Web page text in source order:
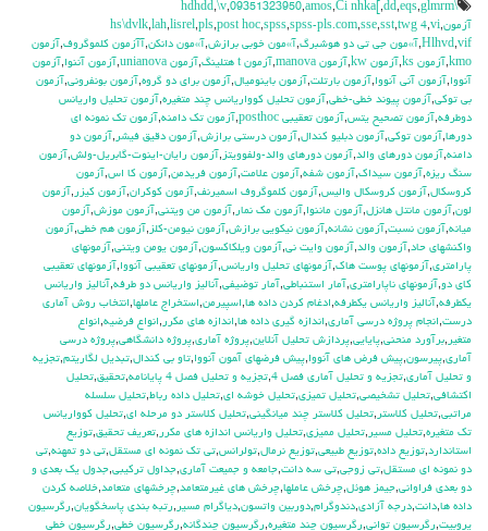
\hdhdd
,\v,09351323950,amos,Ci nhka[ ,dd,eqs,glmrm
آزمون,
hs\dvlk,lah,lisrel,pls,post hoc,spss,spss-pls.com,sse,sst,twg 4,vi
Hlhvd,vif
,آ»مون جي تي دو هوشبرگ,آ»مون خوبي برازش,آ»مون دانكن,آآزمون كلموگروف,آزمون
kmo
,آزمون ks ,آزمون kw ,آزمون manova ,آزمون t هتلينگ ,آزمون unianova ,آزمون آننوا,آزمون
آنووا,آزمون آني آنووا,آزمون بارتلت,آزمون باينوميال,آزمون براي دو گروه,آزمون بونفروني,آزمون
بي توكي,آزمون پيوند خطي-خطي,آزمون تحليل كوواريانس چند متغيره,آزمون تحليل واريانس
دوطرفه,آزمون تصحيح يتس,آزمون تعقيبي posthoc ,آزمون تك دامنه,آزمون تك نمونه اي
دورها,آزمون توكي,آزمون دبليو كندال,آزمون درستي برازش,آزمون دقيق فيشر ,آزمون دو
دامنه,آزمون دورهاي والد,آزمون دورهاي والد-ولفوويتز ,آزمون رايان-اينوت-گابريل-ولش,آزمون
سنگ ريزه,آزمون سيداك,آزمون شفه,آزمون علامت,آزمون فريدمن,آزمون كا اس,آزمون
كروسكال,آزمون كروسكال واليس,آزمون كلموگروف اسميرنف,آزمون كوكران,آزمون كيزر ,آزمون
لون,آزمون مانتل هانزل,آزمون ماننوا,آزمون مك نمار ,آزمون من ويتني,آزمون موزش,آزمون
ميانه,آزمون نسبت,آزمون نشانه,آزمون نيكويي برازش,آزمون نيومن-كلز ,آزمون هم خطي,آزمون
واكنشهاي حاد,آزمون والد,آزمون وايت ني,آزمون ويلكاكسون,آزمون يومن ويتني,آزمونهاي
پارامتري,آزمونهاي پوست هاك,آزمونهاي تحليل واريانس,آزمونهاي تعقيبي آنووا,آزمونهاي تعقيبي
كاي دو,آزمونهاي ناپارامتري,آمار استنباطي,آمار توضيفي,آناليز واريانس دو طرفه,آناليز واريانس
يكطرفه,آناليز واريانس يکطرفه,ادغام كردن داده ها,اسپيرمن,استخراج عاملها,انتخاب روش آماري
درست,انجام پروژه درسي آماري,اندازه گيري داده ها,اندازه هاي مكرر ,انواع فرضيه,انواع
متغير ,برآورد منحني,پايايي,پردازش تحليل آنلاين,پروژه آماري,پروژه دانشگاهي,پروژه درسي
آماري,پيرسون,پيش فرض هاي آنووا,پيش فرضهاي آ‍مون آنووا,تاو بي کندال,تبديل لگاريتم,تجزيه
و تحليل آماري,تجزيه و تحليل آماري فصل 4 ,تجزيه و تحليل فصل 4 پايانامه ,تحقيق,تحليل
اكتشافي,تحليل تشخيصي,تحليل تميزي,تحليل خوشه اي,تحليل داده رباط,تحليل سلسله
مراتبي,تحليل كلاستر ,تحليل كلاستر چند ميانگيني,تحليل كلاستر دو مرحله اي,تحليل كوواريانس
تك متغيره,تحليل مسير ,تحليل مميزي,تحليل واريانس اندازه هاي مكرر ,تعريف تحقيق,توزيع
استاندارد,توزيع داده,توزيع طبيعي,توزيع نرمال,تولرانس,تي تک نمونه اي مستقل,تي دو تمهنه,تي
دو نمونه اي مستقل,تي زوجي,تي سه دانت,جامعه و جميعت آماري,جداول تركيبي,جدول يك بعدي و
دو بعدي فراواني,جيمز هوئل,چرخش عاملها,چرخش هاي غيرمتعامد,چرخشهاي متعامد,خلاصه كردن
داده ها,دانت,درجه آزادي,دندوگرام,دوربين واتسون,دياگرام مسير ,رتبه بندي پاسخگويان,رگرسيون
پروبيت,رگرسيون تواني,رگرسيون چند متغيره,رگرسيون چندگانه,رگرسيون خطي,رگرسيون خطي